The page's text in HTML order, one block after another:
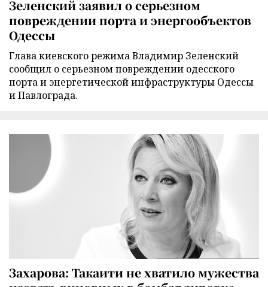
Зеленский заявил о серьезном
повреждении порта и энергообъектов
Одессы
Глава киевского режима Владимир Зеленский
сообщил о серьезном повреждении одесского
порта и энергетической инфраструктуры Одессы
и Павлограда.
Захарова: Такаити не хватило мужества